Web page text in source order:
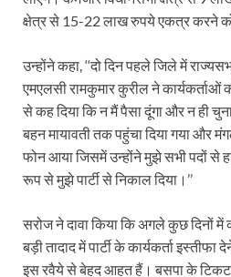
क्षेत्र से 15-22 लाख रुपये एकत्र करने को
उन्होंने कहा, ‘‘दो दिन पहले जिले में
एमएलसी रामकुमार कुरील ने
से कह दिया कि न मैं पैसा दूंगा और न ही
बहन मायावती तक पहुंचा दिया गया और
फोन आया जिसमें उन्होंने मुझे सभी पदों से
रूप से मुझे पार्टी से निकाल दिया।’’
सरोज ने दावा किया कि अगले कुछ दिनों में
बड़ी तादाद में पार्टी के कार्यकर्ता
इस रवैये से बेहद आहत हैं। बसपा के टिकट